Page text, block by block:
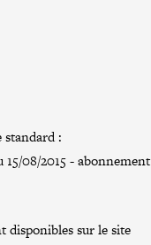
standard :
08/2015 - abonnement
disponibles sur le site